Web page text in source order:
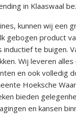
in Klaaswaal
kunnen wij een
gebogen product
inductief te
Wij leveren
en ook volledig
Hoeksche
bieden
en kansen